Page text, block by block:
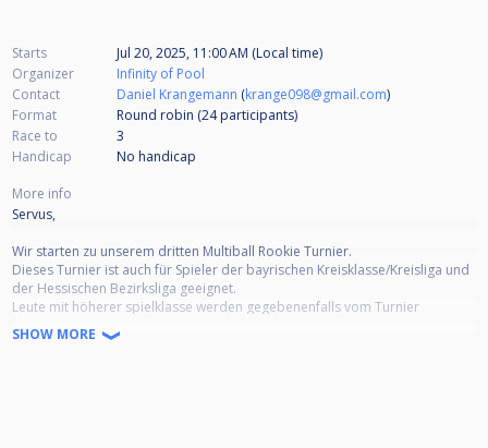
Starts
Jul 20, 2025, 11:00 AM (Local time)
Organizer
Infinity of Pool
Contact
Daniel Krangemann (krange098@gmail.com)
Format
Round robin (24participants)
Race to
3
Handicap
No handicap
More info
Servus,
Wir starten zu unserem dritten Multiball Rookie Turnier.
Dieses Turnier ist auch für Spieler der bayrischen Kreisklasse/Kreisliga und
der Hessischen Bezirksliga geeignet.
Leute mit höherer spielklasse werden gegebenenfalls vom Turnier
ausgeschlossen, von spielstärke zugelassene Spieler aus höherer als
angegebenen ligen geben in Jedem Satz ein Spiel vor !!
SHOW MORE